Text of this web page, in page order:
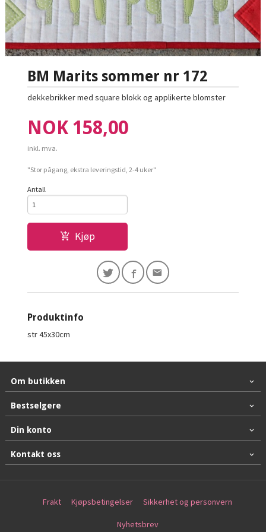
BM Marits sommer nr 172
dekkebrikker med square blokk og applikerte blomster
Pris
NOK 158,00
inkl. mva.
"Stor pågang, ekstra leveringstid, 2-4 uker"
Antall
Kjøp
Produktinfo
str 45x30cm
Om butikken
Bestselgere
Din konto
Kontakt oss
Frakt Kjøpsbetingelser Sikkerhet og personvern
Nyhetsbrev